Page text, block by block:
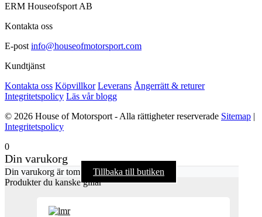
ERM Houseofsport AB
Kontakta oss
E-post info@houseofmotorsport.com
Kundtjänst
Kontakta oss Köpvillkor Leverans Ångerrätt & returer
Integritetspolicy Läs vår blogg
© 2026 House of Motorsport - Alla rättigheter reserverade Sitemap |
Integritetspolicy
0
Din varukorg
Din varukorg är tom
Tillbaka till butiken
Produkter du kanske gillar